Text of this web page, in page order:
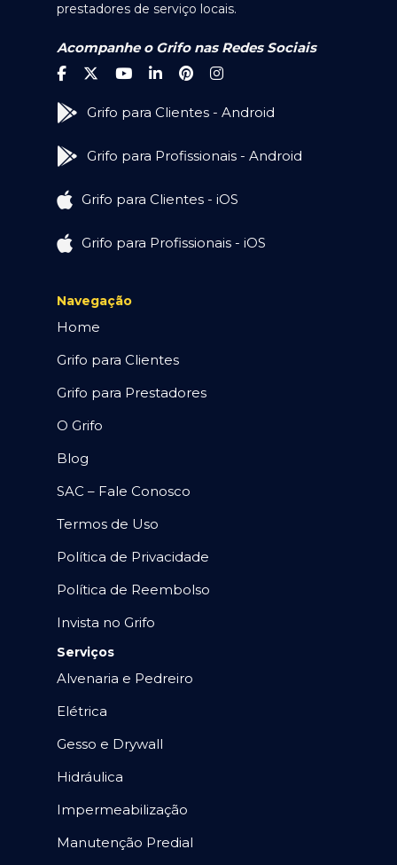
prestadores de serviço locais.
Acompanhe o Grifo nas Redes Sociais
Grifo para Clientes - Android
Grifo para Profissionais - Android
Grifo para Clientes - iOS
Grifo para Profissionais - iOS
Navegação
Home
Grifo para Clientes
Grifo para Prestadores
O Grifo
Blog
SAC – Fale Conosco
Termos de Uso
Política de Privacidade
Política de Reembolso
Invista no Grifo
Serviços
Alvenaria e Pedreiro
Elétrica
Gesso e Drywall
Hidráulica
Impermeabilização
Manutenção Predial